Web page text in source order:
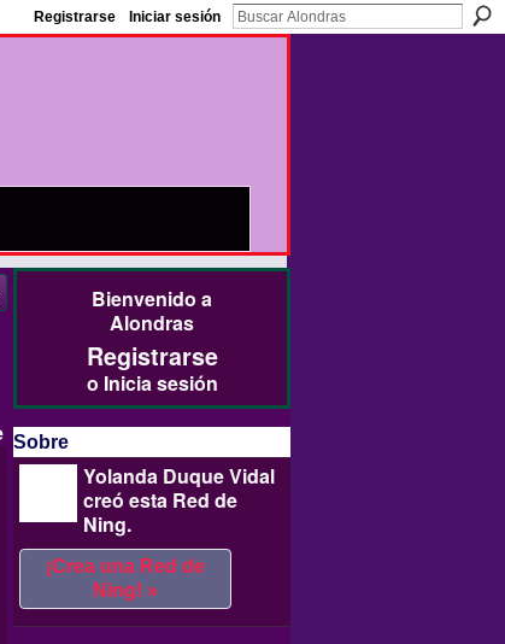
Registrarse Iniciar sesión
Bienvenido a
Alondras
Registrarse
o Inicia sesión
Sobre
Yolanda Duque Vidal
creó esta Red de
Ning.
¡Crea una Red de
Ning! »